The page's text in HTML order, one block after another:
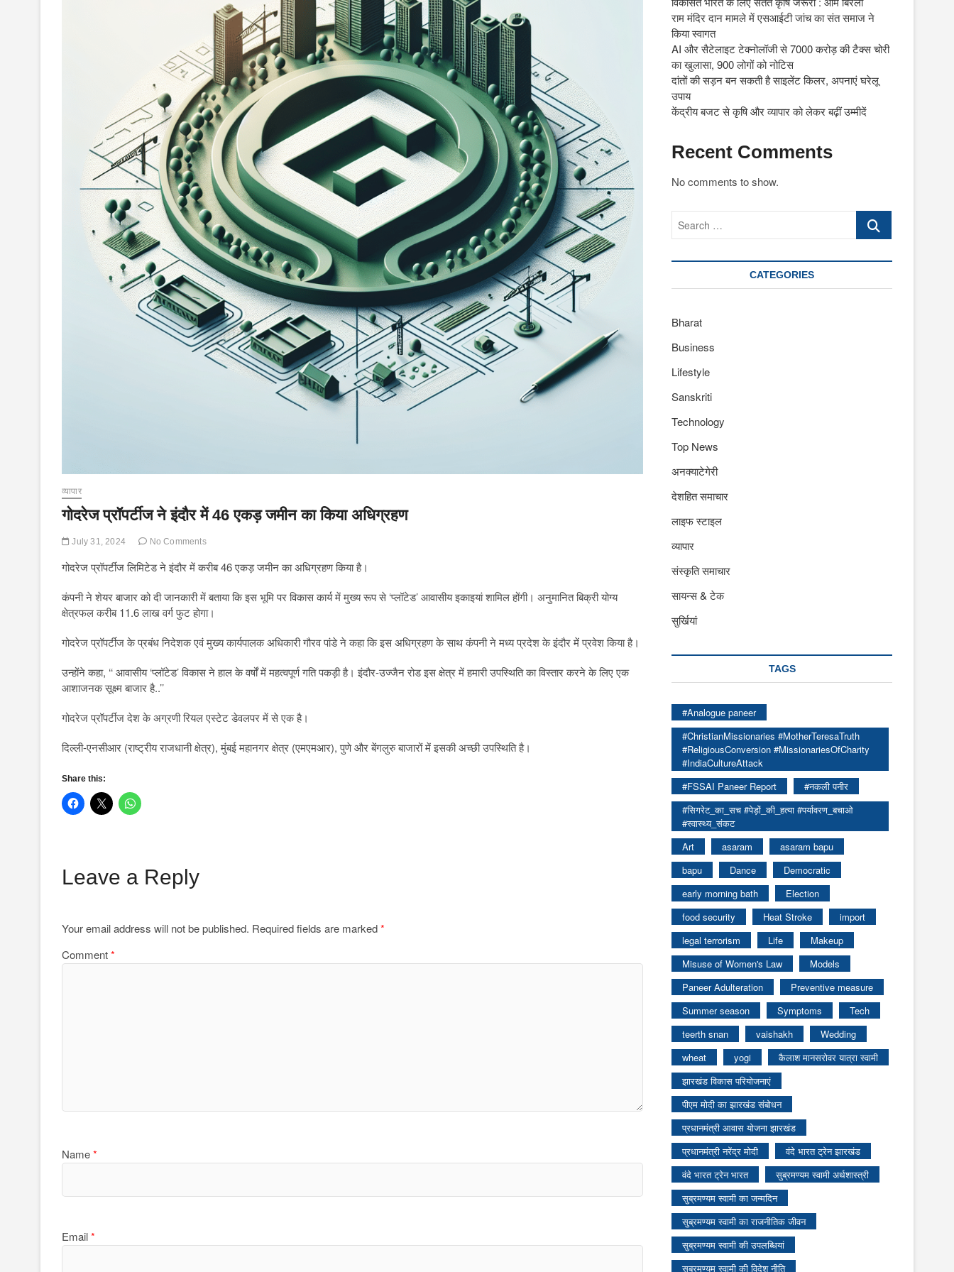
व्यापार
गोदरेज प्रॉपर्टीज ने इंदौर में 46 एकड़ जमीन का किया अधिग्रहण
July 31, 2024 No Comments
गोदरेज प्रॉपर्टीज लिमिटेड ने इंदौर में करीब 46 एकड़ जमीन का अधिग्रहण किया है।
कंपनी ने शेयर बाजार को दी जानकारी में बताया कि इस भूमि पर विकास कार्य में मुख्य रूप से ‘प्लॉटेड’ आवासीय इकाइयां शामिल होंगी। अनुमानित बिक्री योग्य
क्षेत्रफल करीब 11.6 लाख वर्ग फुट होगा।
गोदरेज प्रॉपर्टीज के प्रबंध निदेशक एवं मुख्य कार्यपालक अधिकारी गौरव पांडे ने कहा कि इस अधिग्रहण के साथ कंपनी ने मध्य प्रदेश के इंदौर में प्रवेश किया है।
उन्होंने कहा, ‘‘ आवासीय ‘प्लॉटेड’ विकास ने हाल के वर्षों में महत्वपूर्ण गति पकड़ी है। इंदौर-उज्जैन रोड इस क्षेत्र में हमारी उपस्थिति का विस्तार करने के लिए एक
आशाजनक सूक्ष्म बाजार है..’’
गोदरेज प्रॉपर्टीज देश के अग्रणी रियल एस्टेट डेवलपर में से एक है।
दिल्ली-एनसीआर (राष्ट्रीय राजधानी क्षेत्र), मुंबई महानगर क्षेत्र (एमएमआर), पुणे और बेंगलुरु बाजारों में इसकी अच्छी उपस्थिति है।
Share this:
Leave a Reply
Your email address will not be published. Required fields are marked*
Comment*
Name*
Email*
राम मंदिर दान मामले में एसआईटी जांच का संत समाज ने
किया स्वागत
AI और सैटेलाइट टेक्नोलॉजी से 7000 करोड़ की टैक्स चोरी
का खुलासा, 900 लोगों को नोटिस
दांतों की सड़न बन सकती है साइलेंट किलर, अपनाएं घरेलू
उपाय
केंद्रीय बजट से कृषि और व्यापार को लेकर बढ़ीं उम्मीदें
Recent Comments
No comments to show.
Search
CATEGORIES
Bharat
Business
Lifestyle
Sanskriti
Technology
Top News
अनक्याटेगेरी
देशहित समाचार
लाइफ स्टाइल
व्यापार
संस्कृति समाचार
सायन्स & टेक
सुर्खियां
TAGS
#Analogue paneer
#ChristianMissionaries #MotherTeresaTruth
#ReligiousConversion #MissionariesOfCharity
#IndiaCultureAttack
#FSSAI Paneer Report
#नकली पनीर
#सिगरेट_का_सच #पेड़ों_की_हत्या #पर्यावरण_बचाओ
#स्वास्थ्य_संकट
Art
asaram
asaram bapu
bapu
Dance
Democratic
early morning bath
Election
food security
Heat Stroke
import
legal terrorism
Life
Makeup
Misuse of Women's Law
Models
Paneer Adulteration
Preventive measure
Summer season
Symptoms
Tech
teerth snan
vaishakh
Wedding
wheat
yogi
कैलाश मानसरोवर यात्रा स्वामी
झारखंड विकास परियोजनाएं
पीएम मोदी का झारखंड संबोधन
प्रधानमंत्री आवास योजना झारखंड
प्रधानमंत्री नरेंद्र मोदी
वंदे भारत ट्रेन झारखंड
वंदे भारत ट्रेन भारत
सुब्रमण्यम स्वामी अर्थशास्त्री
सुब्रमण्यम स्वामी का जन्मदिन
सुब्रमण्यम स्वामी का राजनीतिक जीवन
सुब्रमण्यम स्वामी की उपलब्धियां
सुब्रमण्यम स्वामी की विदेश नीति